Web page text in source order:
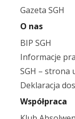
Gazeta SGH
O nas
BIP SGH
Informacje
SGH – strona
Deklaracja
Współpraca